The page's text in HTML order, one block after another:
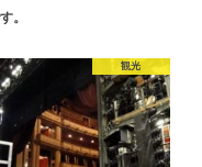
。
観光